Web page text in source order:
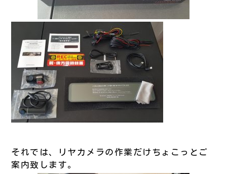
それでは、リヤカメラの作業だけちょこっとご
案内致します。